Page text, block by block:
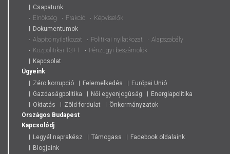
Csapatunk
Elnökség
Frakció
Képviselők
Dokumentumok
Alapító nyilatkozat
Politikai nyilatkozat
Alapszabály
Közpolitikai 13+1
Pénzügyi beszámolók
Kapcsolat
Ügyeink
Zéro korrupció
Felemelkedés
Európai Unió
Gazdaságpolitika
Női egyenjogúság
Energiapolitika
Oktatás
Zöld fordulat
Önkormányzatok
Országos Budapest
Kapcsolódj
Legyél naprakész
Támogass
Facebook oldalaink
Blogjaink